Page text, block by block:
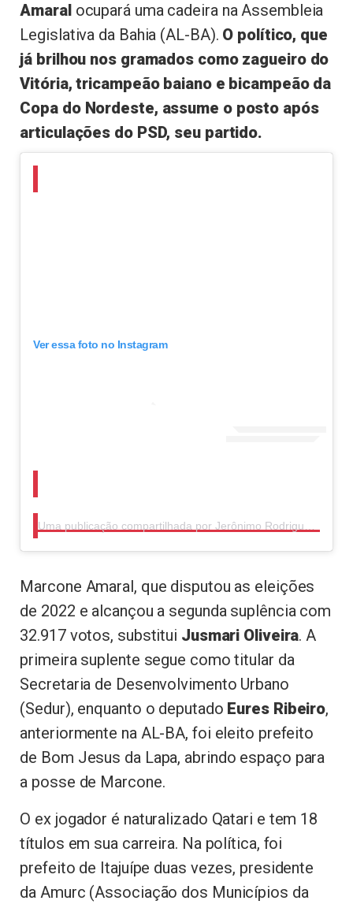
Amaralocupará uma cadeira na Assembleia
Legislativa da Bahia (AL-BA). O político, que
já brilhou nos gramados como zagueiro do
Vitória, tricampeão baiano e bicampeão da
Copa do Nordeste, assume o posto após
articulações do PSD, seu partido.
Ver essa foto no Instagram
Marcone Amaral, que disputou as eleições
de 2022 e alcançou a segunda suplência com
32.917 votos, substitui Jusmari Oliveira. A
primeira suplente segue como titular da
Secretaria de Desenvolvimento Urbano
(Sedur), enquanto o deputado Eures Ribeiro,
anteriormente na AL-BA, foi eleito prefeito
de Bom Jesus da Lapa, abrindo espaço para
a posse de Marcone.
O ex jogador é naturalizado Qatari e tem 18
títulos em sua carreira. Na política, foi
prefeito de Itajuípe duas vezes, presidente
da Amurc (Associação dos Municípios da